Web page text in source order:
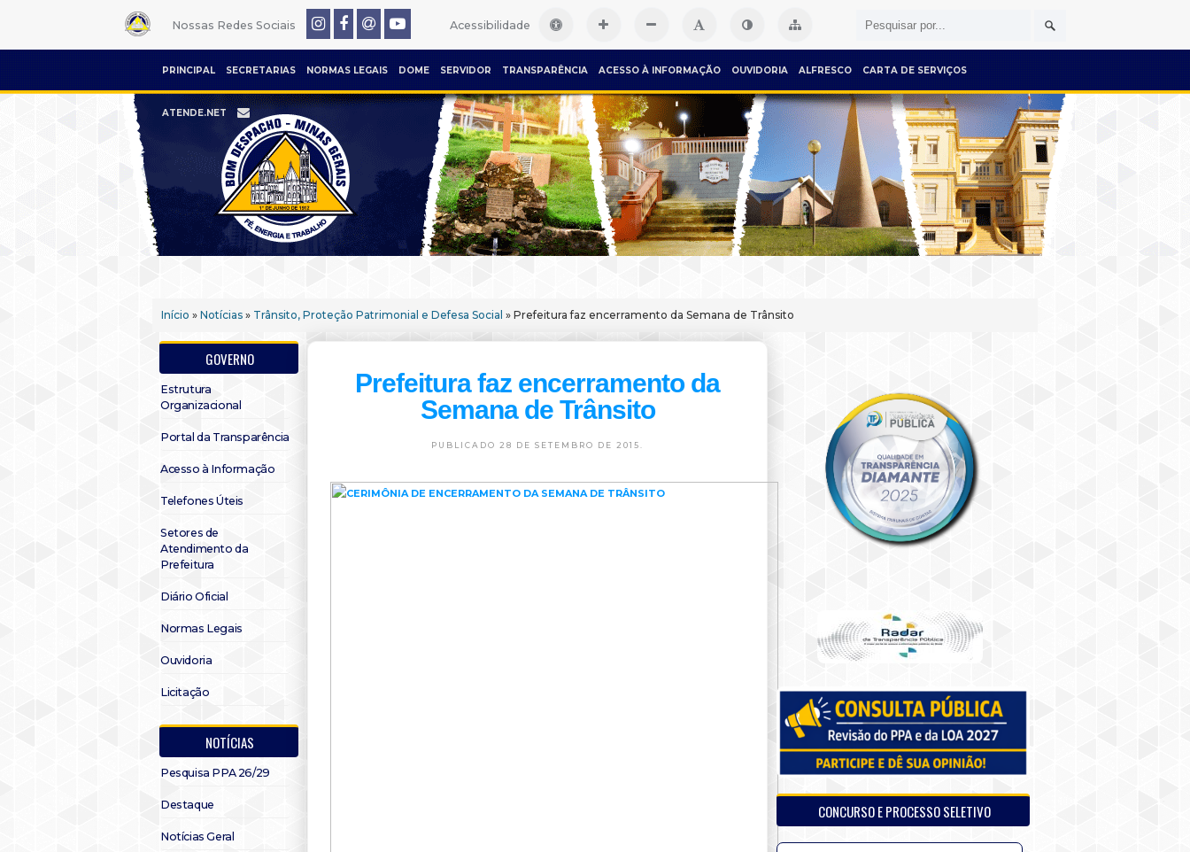
Nossas Redes Sociais Acessibilidade
PRINCIPAL SECRETARIAS NORMAS LEGAIS DOME SERVIDOR TRANSPARÊNCIA ACESSO À INFORMAÇÃO OUVIDORIA ALFRESCO CARTA DE SERVIÇOS
ATENDE.NET
Início » Notícias » Trânsito, Proteção Patrimonial e Defesa Social » Prefeitura faz encerramento da Semana de Trânsito
GOVERNO
Estrutura
Organizacional
Portal da Transparência
Acesso à Informação
Telefones Úteis
Setores de
Atendimento da
Prefeitura
Diário Oficial
Normas Legais
Ouvidoria
Licitação
NOTÍCIAS
Pesquisa PPA 26/29
Destaque
Notícias Geral
Prefeitura faz encerramento da
Semana de Trânsito
PUBLICADO 28 DE SETEMBRO DE 2015.
CONCURSO E PROCESSO SELETIVO